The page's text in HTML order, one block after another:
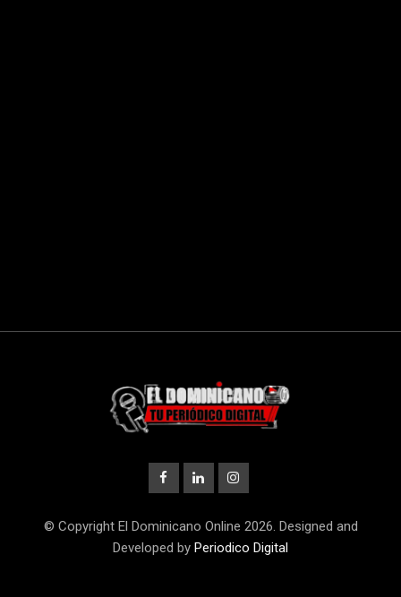
© Copyright El Dominicano Online 2026. Designed and
Developed by Periodico Digital